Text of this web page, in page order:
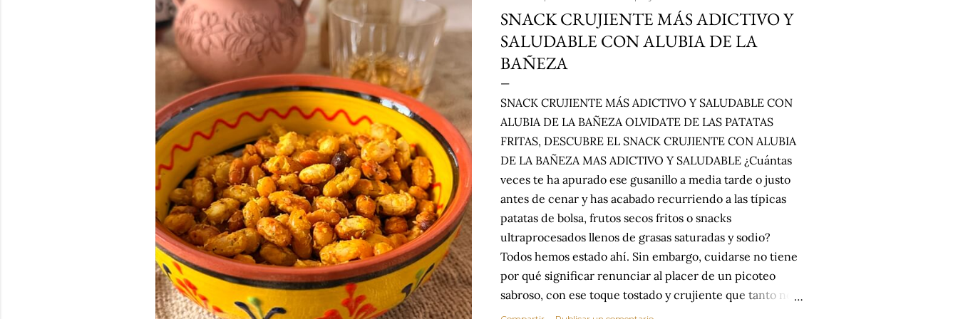
SNACK CRUJIENTE MÁS ADICTIVO Y
SALUDABLE CON ALUBIA DE LA
BAÑEZA
SNACK CRUJIENTE MÁS ADICTIVO Y SALUDABLE CON
ALUBIA DE LA BAÑEZA OLVIDATE DE LAS PATATAS
FRITAS, DESCUBRE EL SNACK CRUJIENTE CON ALUBIA
DE LA BAÑEZA MAS ADICTIVO Y SALUDABLE ¿Cuántas
veces te ha apurado ese gusanillo a media tarde o justo
antes de cenar y has acabado recurriendo a las típicas
patatas de bolsa, frutos secos fritos o snacks
ultraprocesados llenos de grasas saturadas y sodio?
Todos hemos estado ahí. Sin embargo, cuidarse no tiene
por qué significar renunciar al placer de un picoteo
sabroso, con ese toque tostado y crujiente que tanto nos
satisface. Estas alubias crujientes al horno van a cambiar